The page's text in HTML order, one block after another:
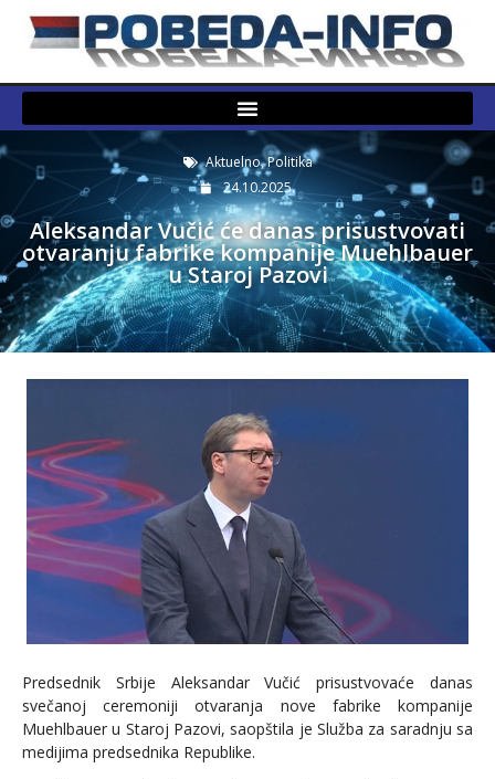
Aktuelno,Politika
24.10.2025.
Aleksandar Vučić će danas prisustvovati
otvaranju fabrike kompanije Muehlbauer
u Staroj Pazovi
Predsednik Srbije Aleksandar Vučić prisustvovaće danas
svečanoj ceremoniji otvaranja nove fabrike kompanije
Muehlbauer u Staroj Pazovi, saopštila je Služba za saradnju sa
medijima predsednika Republike.